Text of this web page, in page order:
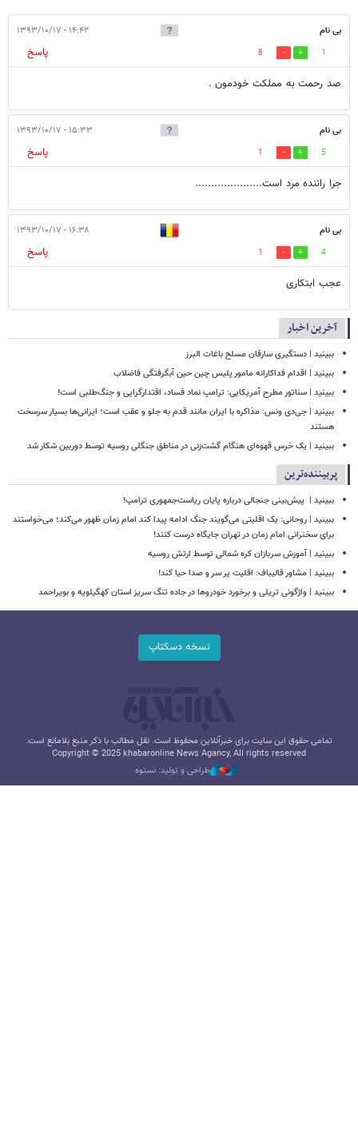
بی نام ۱۴:۴۲ - ۱۳۹۳/۱۰/۱۷
1
8
پاسخ
صد رحمت به مملکت خودمون .
بی نام ۱۵:۳۳ - ۱۳۹۳/۱۰/۱۷
5
1
پاسخ
جرا راننده مرد است.....................
بی نام ۱۶:۳۸ - ۱۳۹۳/۱۰/۱۷
4
1
پاسخ
عجب ابتکاری
آخرین اخبار
ببینید | دستگیری سارقان مسلح باغات البرز
ببینید | اقدام فداکارانه مامور پلیس چین حین آبگرفتگی فاضلاب
ببینید | سناتور مطرح آمریکایی: ترامپ نماد فساد، اقتدارگرایی و جنگ‌طلبی است!
ببینید | جی‌دی ونس: مذاکره با ایران مانند قدم به جلو و عقب است؛ ایرانی‌ها بسیار سرسخت
هستند
ببینید | یک خرس قهوه‌ای هنگام گشت‌زنی در مناطق جنگلی روسیه توسط دوربین شکار شد
پربیننده‌ترین
ببینید | ‏ پیش‌بینی جنجالی درباره پایان ریاست‌جمهوری ترامپ!
ببینید | روحانی: یک اقلیتی می‌گویند جنگ ادامه پیدا کند امام زمان ظهور می‌کند؛ می‌خواستند
برای سخنرانی امام زمان در تهران جایگاه درست کنند!
ببینید | آموزش سربازان کره شمالی توسط ارتش روسیه
ببینید | مشاور قالیباف: اقلیت پر سر و صدا حیا کند!
ببینید | واژگونی تریلی و برخورد خودروها در جاده تنگ سریز استان کهگیلویه و بویراحمد
نسخه دسکتاپ
تمامی حقوق این سایت برای خبرآنلاین محفوظ است. نقل مطالب با ذکر منبع بلامانع است.
Copyright © 2025 khabaronline News Agancy, All rights reserved
طراحی و تولید: نستوه